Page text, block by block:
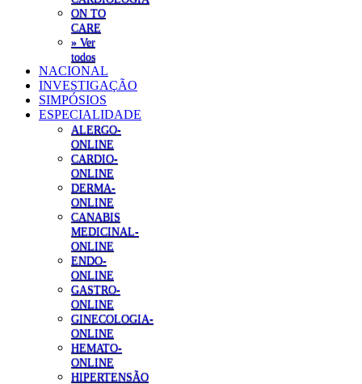
ON TO
CARE
» Ver
todos
NACIONAL
INVESTIGAÇÃO
SIMPÓSIOS
ESPECIALIDADE
ALERGO-
ONLINE
CARDIO-
ONLINE
DERMA-
ONLINE
CANABIS
MEDICINAL-
ONLINE
ENDO-
ONLINE
GASTRO-
ONLINE
GINECOLOGIA-
ONLINE
HEMATO-
ONLINE
HIPERTENSÃO